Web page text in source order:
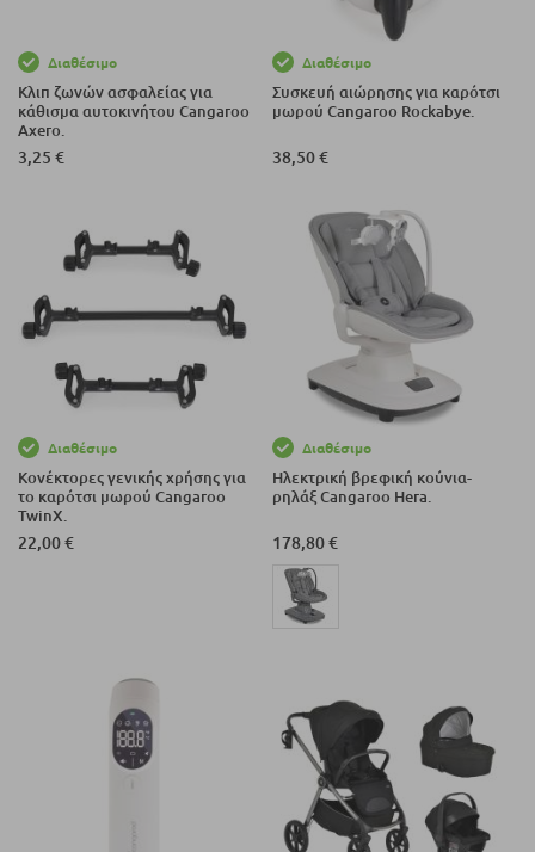
Διαθέσιμο
Κλιπ ζωνών ασφαλείας για
κάθισμα αυτοκινήτου Cangaroo
Axero.
3,25 €
Διαθέσιμο
Συσκευή αιώρησης για καρότσι
μωρού Cangaroo Rockabye.
38,50 €
Διαθέσιμο
Κονέκτορες γενικής χρήσης για
το καρότσι μωρού Cangaroo
TwinX.
22,00 €
Διαθέσιμο
Ηλεκτρική βρεφική κούνια-
ρηλάξ Cangaroo Hera.
178,80 €